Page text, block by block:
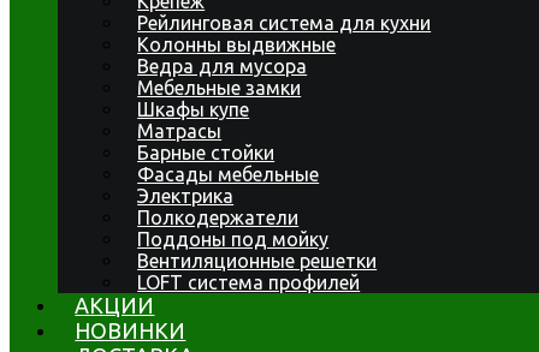
Рейлинговая система для кухни
Колонны выдвижные
Ведра для мусора
Мебельные замки
Шкафы купе
Матрасы
Барные стойки
Фасады мебельные
Электрика
Полкодержатели
Поддоны под мойку
Вентиляционные решетки
LOFT система профилей
АКЦИИ
НОВИНКИ